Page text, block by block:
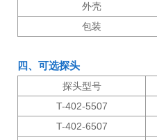
外壳
包装
四、可选探头
探头型号
T-402-5507
T-402-6507